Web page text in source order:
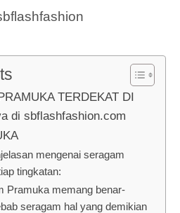
TERDEKAT DI
di sbflashfashion.com
mengenai seragam
tingkatan:
Pramuka memang benar-
seragam hal yang demikian